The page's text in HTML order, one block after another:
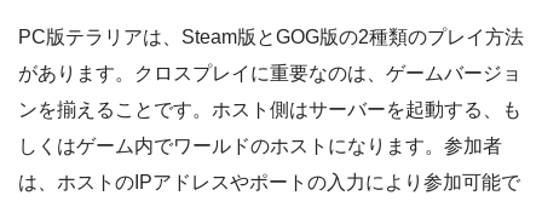
PC版テラリアは、Steam版とGOG版の2種類のプレイ方法
があります。クロスプレイに重要なのは、ゲームバージョ
ンを揃えることです。ホスト側はサーバーを起動する、も
しくはゲーム内でワールドのホストになります。参加者
は、ホストのIPアドレスやポートの入力により参加可能で